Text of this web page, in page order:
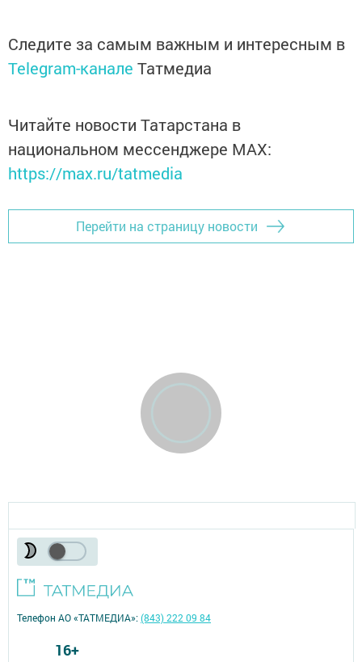
Следите за самым важным и интересным в
Telegram-канале Татмедиа
Читайте новости Татарстана в
национальном мессенджере MАХ:
https://max.ru/tatmedia
Перейти на страницу новости
Телефон АО «ТАТМЕДИА»:(843) 222 09 84
16+